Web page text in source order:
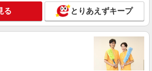
ロース 新宿本社 第2営業部
ループホームでの夜専介護士
時給：1500円〜 ※資格や経験面などによる
詳細を見る
る とりあえずキープ